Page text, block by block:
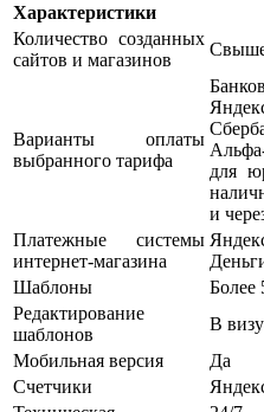
Характеристики
Количество созданных
сайтов и магазинов
Варианты оплаты
выбранного тарифа
для
и
Платежные системы
интернет-магазина
Шаблоны
Более
Редактирование
шаблонов
В
Мобильная версия
Да
Счетчики